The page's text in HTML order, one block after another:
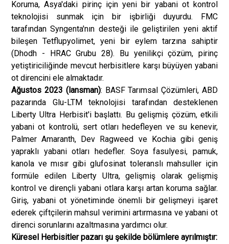
Koruma, Asya'daki pirinç için yeni bir yabani ot kontrol
teknolojisi sunmak için bir işbirliği duyurdu. FMC
tarafından Syngenta'nın desteği ile geliştirilen yeni aktif
bileşen Tetflupyolimet, yeni bir eylem tarzına sahiptir
(Dhodh - HRAC Grubu 28). Bu yenilikçi çözüm, pirinç
yetiştiriciliğinde mevcut herbisitlere karşı büyüyen yabani
ot direncini ele almaktadır.
Ağustos 2023 (lansman): BASF Tarımsal Çözümleri, ABD
pazarında Glu-LTM teknolojisi tarafından desteklenen
Liberty Ultra Herbisit'i başlattı. Bu gelişmiş çözüm, etkili
yabani ot kontrolü, sert otları hedefleyen ve su kenevir,
Palmer Amaranth, Dev Ragweed ve Kochia gibi geniş
yapraklı yabani otları hedefler. Soya fasulyesi, pamuk,
kanola ve mısır gibi glufosinat toleranslı mahsuller için
formüle edilen Liberty Ultra, gelişmiş olarak gelişmiş
kontrol ve dirençli yabani otlara karşı artan koruma sağlar.
Giriş, yabani ot yönetiminde önemli bir gelişmeyi işaret
ederek çiftçilerin mahsul verimini artırmasına ve yabani ot
direnci sorunlarını azaltmasına yardımcı olur.
Küresel Herbisitler pazarı şu şekilde bölümlere ayrılmıştır: